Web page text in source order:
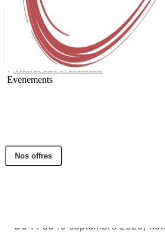
Nos offres
Retour aux évènements
Evenements
Partager l'article
Facebook
Du 14 au 19 septembre 2025,